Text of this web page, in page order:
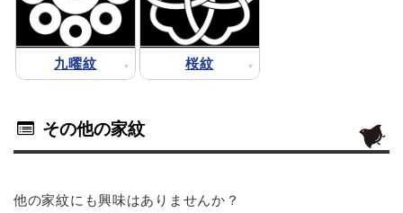
九曜紋 桜紋
その他の家紋
他の家紋にも興味はありませんか？